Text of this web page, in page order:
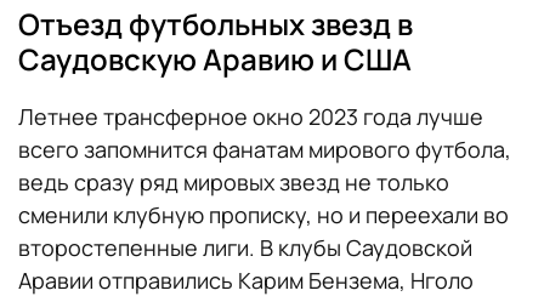
Отъезд футбольных звезд в
Саудовскую Аравию и США
Летнее трансферное окно 2023 года лучше
всего запомнится фанатам мирового футбола,
ведь сразу ряд мировых звезд не только
сменили клубную прописку, но и переехали во
второстепенные лиги. В клубы Саудовской
Аравии отправились Карим Бензема, Нголо